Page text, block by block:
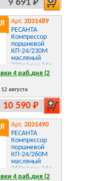
9 691 Р
Арт. 2031489
РЕСАНТА
Компрессор
поршневой
КП-24/230М
масляный
230л/мин 24л
1600Вт
черный
4 раб.дня (2
12 августа
10 590 Р
Арт. 2031490
РЕСАНТА
Компрессор
поршневой
КП-24/260М
масляный
260л/мин 24л
2000Вт
4 раб.дня (2